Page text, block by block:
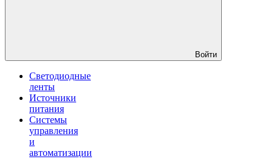
Войти
Светодиодные
ленты
Источники
питания
Системы
управления
и
автоматизации